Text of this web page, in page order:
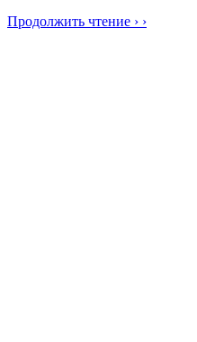
Продолжить чтение › ›